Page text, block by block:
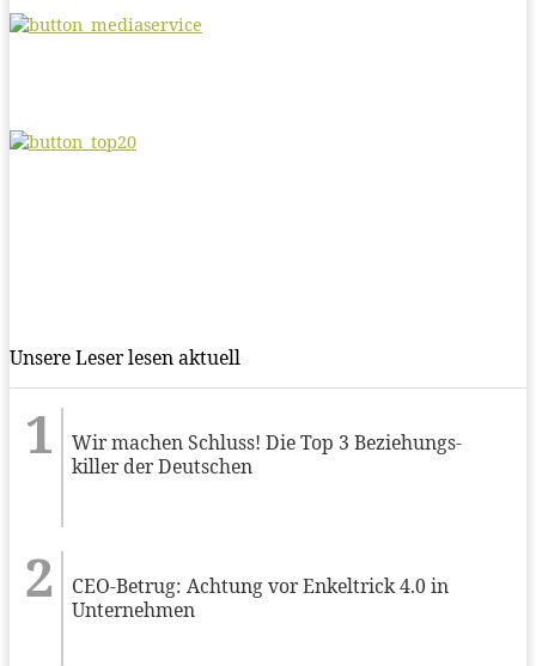
Unsere Leser lesen aktuell
Wir machen Schluss! Die Top 3 Beziehungs-
killer der Deutschen
CEO-Betrug: Achtung vor Enkeltrick 4.0 in
Unternehmen